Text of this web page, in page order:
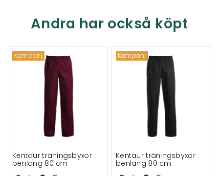
Andra har också köpt
Kampanj
Kentaur träningsbyxor
benläng 80 cm
Kampanj
Kentaur träningsbyxor
benläng 80 cm